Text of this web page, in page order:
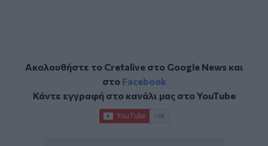
Ακολουθήστε το Cretalive στο Google Newsκαι
στο Facebook
Κάντε εγγραφή στο κανάλι μας στοYouTube